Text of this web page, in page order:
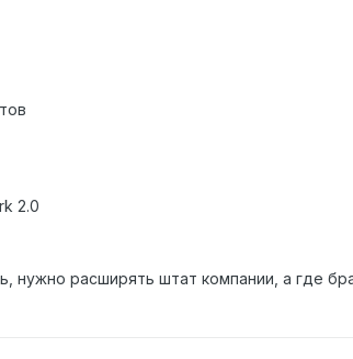
2.0
нужно расширять штат компании, а где